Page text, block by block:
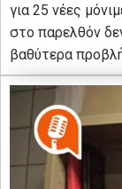
για 25 νέες
στο παρελθόν
βαθύτερα